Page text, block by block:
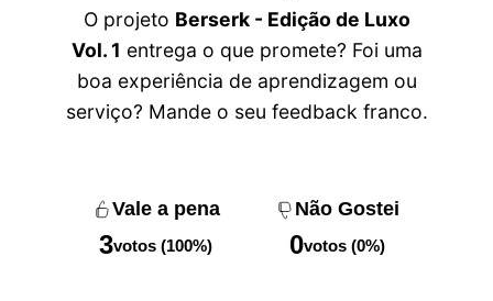
O projeto Berserk - Edição de Luxo
Vol. 1 entrega o que promete? Foi uma
boa experiência de aprendizagem ou
serviço? Mande o seu feedback franco.
Vale a pena
3votos (100%)
Não Gostei
0votos (0%)